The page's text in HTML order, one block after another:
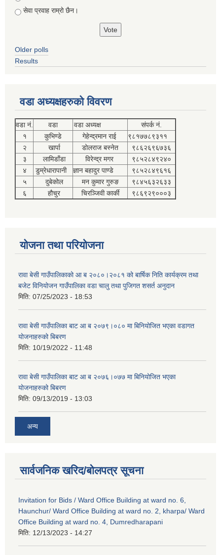
सेवा प्रवाह राम्रो छैन।
Older polls
Results
वडा अध्यक्षहरुको विवरण
वडा नं. वडा वडा अध्यक्ष
संपर्क नं.
१
कुभिण्डे गेहेन्द्रमान राई
९८१७७८९३११
२
खार्पा डोलराज बस्नेत
९८६२६९६७३६
३
लामिडाँडा विरेन्द्र मगर
९८५२८४९२४०
४
डुम्रेधारापानी ज्ञान बहादुर पाण्डे
९८५२८४९६१६
५
दुबेकोल मन कुमार गुरुङ
९८४५६३२६३३
६
हौचुर चिरञ्जिवी कार्की ९८६९२९०००३
योजना तथा परियोजना
रावा बेसी गाउँपालिकाको आ ब २०८०।२०८१ को बार्षिक निति कार्यक्रम तथा
बजेट विनियोजन गाउँपालिका वडा चालु तथा पुजिगत शसर्त अनुदान
मिति: 07/25/2023 - 18:53
रावा बेसी गाउँपालिका बाट आ ब २०७९।०८० मा बिनियोजित भएका वडागत
योजनाहरुको बिबरण
मिति: 10/19/2022 - 11:48
रावा बेसी गाउँपालिका बाट आ ब २०७६।०७७ मा बिनियोजित भएका
योजनाहरुको बिबरण
मिति: 09/13/2019 - 13:03
अन्य
सार्वजनिक खरिद/बोलपत्र सूचना
Invitation for Bids / Ward Office Building at ward no. 6,
Haunchur/ Ward Office Building at ward no. 2, kharpa/ Ward
Office Building at ward no. 4, Dumredharapani
मिति: 12/13/2023 - 14:27